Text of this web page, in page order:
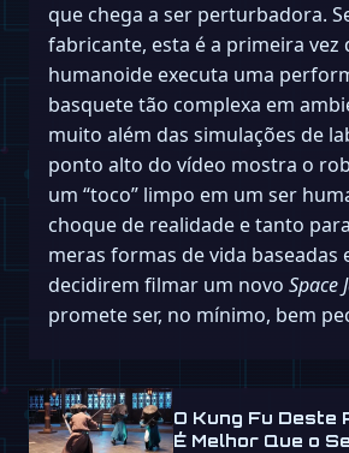
que chega a ser perturbadora.
fabricante, esta é a primeira vez
humanoide executa uma
basquete tão complexa em
muito além das simulações de
ponto alto do vídeo mostra o
um “toco” limpo em um ser
choque de realidade e tanto
meras formas de vida baseadas
decidirem filmar um novo Space
promete ser, no mínimo, bem
O Kung Fu Deste
É Melhor Que o